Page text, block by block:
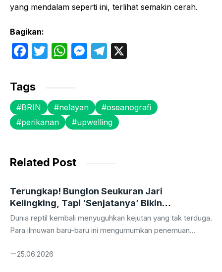
yang mendalam seperti ini, terlihat semakin cerah.
Bagikan:
F
c
e
b
o
k
T
er
W
s
A
p
M
s
e
n
T
gr
a
m
Tags
BRIN nelayan
oseanografi
perikanan
upwelling
Related Post
Terungkap! Bunglon Seukuran Jari
Kelingking, Tapi ‘Senjatanya’ Bikin
Tercengang!
Dunia reptil kembali menyuguhkan kejutan yang tak terduga.
Para ilmuwan baru-baru ini mengumumkan penemuan
seolah menantang segala perkiraan kita tentang dunia
25.06.2026